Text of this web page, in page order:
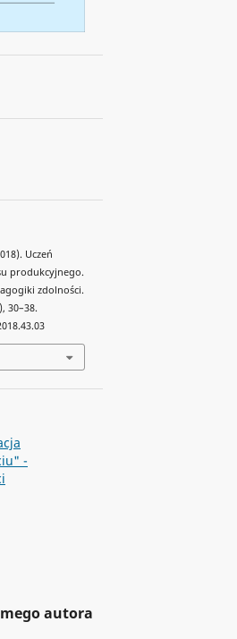
Uczeń
produkcyjnego.
zdolności.
30–38.
-
autora